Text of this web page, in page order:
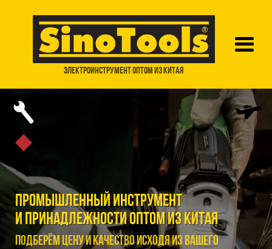
ЭЛЕКТРОИНСТРУМЕНТ ОПТОМ ИЗ КИТАЯ
Промышленный инструмент
и принадлежности оптом из Китая
Подберём цену и качество исходя из Вашего